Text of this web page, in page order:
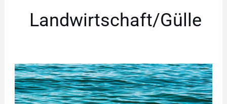
Landwirtschaft/Gülle